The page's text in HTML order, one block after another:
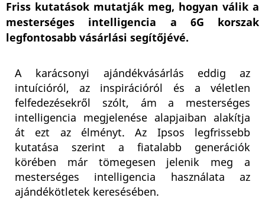
Friss kutatások mutatják meg, hogyan válik a
mesterséges intelligencia a 6G korszak
legfontosabb vásárlási segítőjévé.
A karácsonyi ajándékvásárlás eddig az
intuícióról, az inspirációról és a véletlen
felfedezésekről szólt, ám a mesterséges
intelligencia megjelenése alapjaiban alakítja
át ezt az élményt. Az Ipsos legfrissebb
kutatása szerint a fiatalabb generációk
körében már tömegesen jelenik meg a
mesterséges intelligencia használata az
ajándékötletek keresésében.